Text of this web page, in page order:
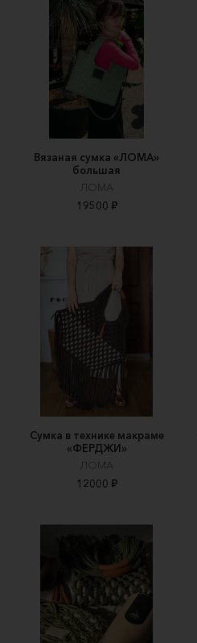
Вязаная сумка «ЛOMA»
большая
ЛОМА
19500 ₽
Сумка в технике макраме
«ФЕРДЖИ»
ЛОМА
12000 ₽